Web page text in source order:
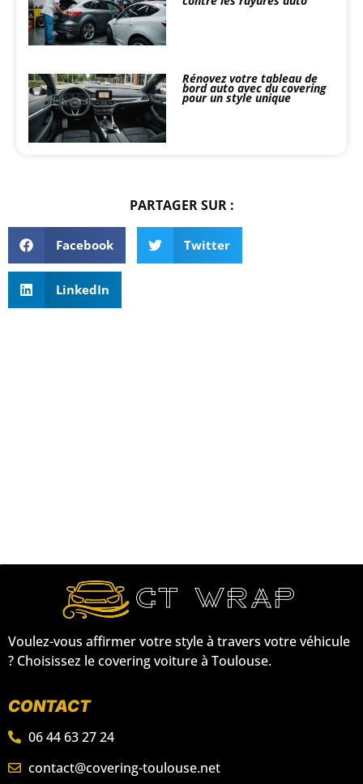
Rénovez votre tableau de
bord auto avec du covering
pour un style unique
PARTAGER SUR :
Facebook Twitter
LinkedIn
Voulez-vous affirmer votre style à travers votre véhicule
? Choisissez le covering voiture à Toulouse.
CONTACT
06 44 63 27 24
contact@covering-toulouse.net